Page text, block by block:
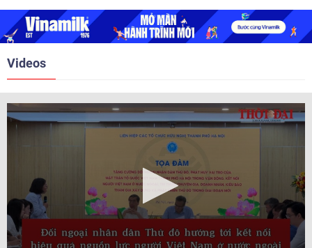
nghị Cấp cao vào các năm 2005,
2010, 2016, 2018, 2021.
Videos